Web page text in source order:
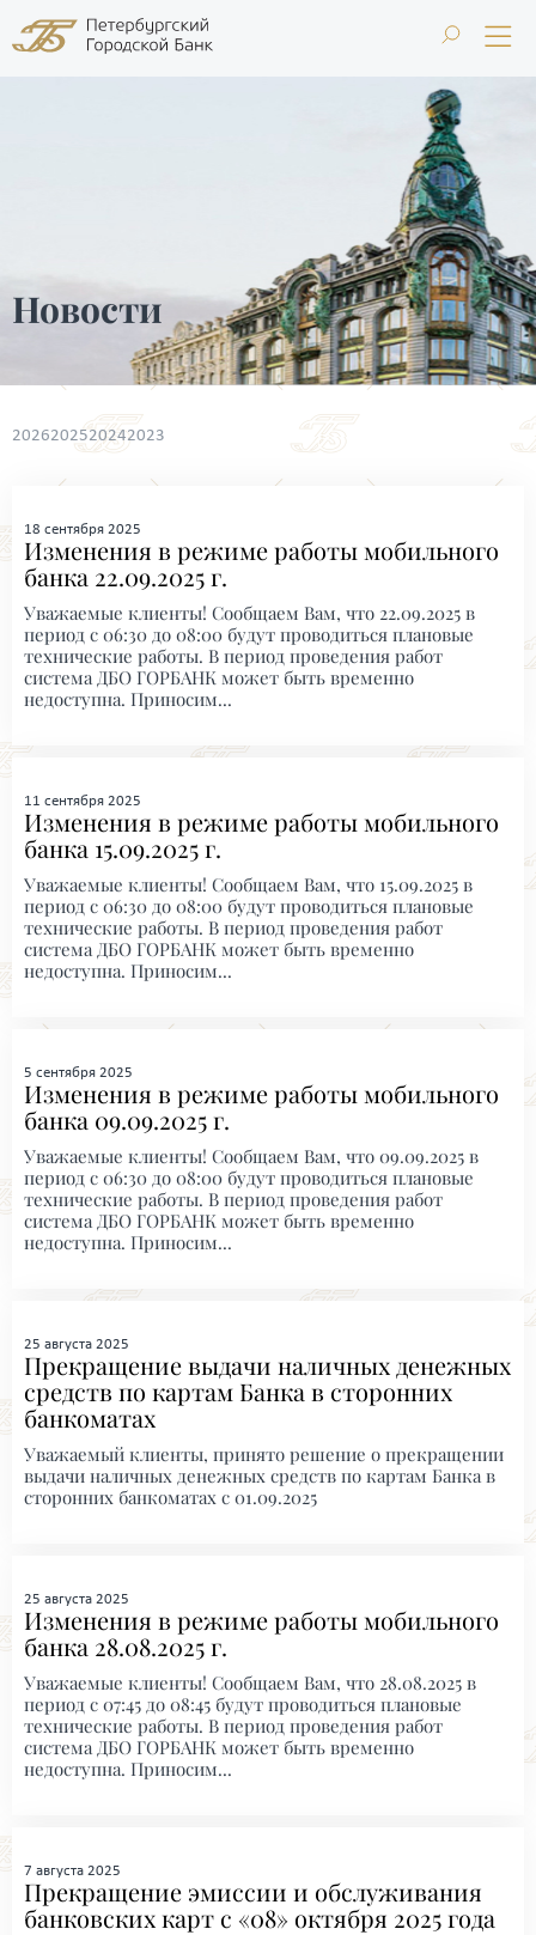
Новости
2026202520242023
18 сентября 2025
Изменения в режиме работы мобильного
банка 22.09.2025 г.
Уважаемые клиенты! Сообщаем Вам, что 22.09.2025 в
период с 06:30 до 08:00 будут проводиться плановые
технические работы. В период проведения работ
система ДБО ГОРБАНК может быть временно
недоступна. Приносим...
11 сентября 2025
Изменения в режиме работы мобильного
банка 15.09.2025 г.
Уважаемые клиенты! Сообщаем Вам, что 15.09.2025 в
период с 06:30 до 08:00 будут проводиться плановые
технические работы. В период проведения работ
система ДБО ГОРБАНК может быть временно
недоступна. Приносим...
5 сентября 2025
Изменения в режиме работы мобильного
банка 09.09.2025 г.
Уважаемые клиенты! Сообщаем Вам, что 09.09.2025 в
период с 06:30 до 08:00 будут проводиться плановые
технические работы. В период проведения работ
система ДБО ГОРБАНК может быть временно
недоступна. Приносим...
25 августа 2025
Прекращение выдачи наличных денежных
средств по картам Банка в сторонних
банкоматах
Уважаемый клиенты, принято решение о прекращении
выдачи наличных денежных средств по картам Банка в
сторонних банкоматах с 01.09.2025
25 августа 2025
Изменения в режиме работы мобильного
банка 28.08.2025 г.
Уважаемые клиенты! Сообщаем Вам, что 28.08.2025 в
период с 07:45 до 08:45 будут проводиться плановые
технические работы. В период проведения работ
система ДБО ГОРБАНК может быть временно
недоступна. Приносим...
7 августа 2025
Прекращение эмиссии и обслуживания
банковских карт с «08» октября 2025 года